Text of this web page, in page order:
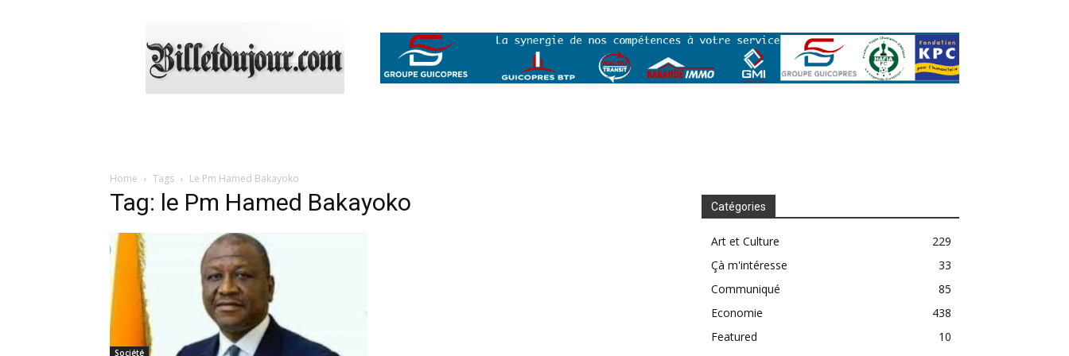
Home Tags Le Pm Hamed Bakayoko
Tag: le Pm Hamed Bakayoko
Société
Catégories
Art et Culture
229
Çà m'intéresse
33
Communiqué
85
Economie
438
Featured
10